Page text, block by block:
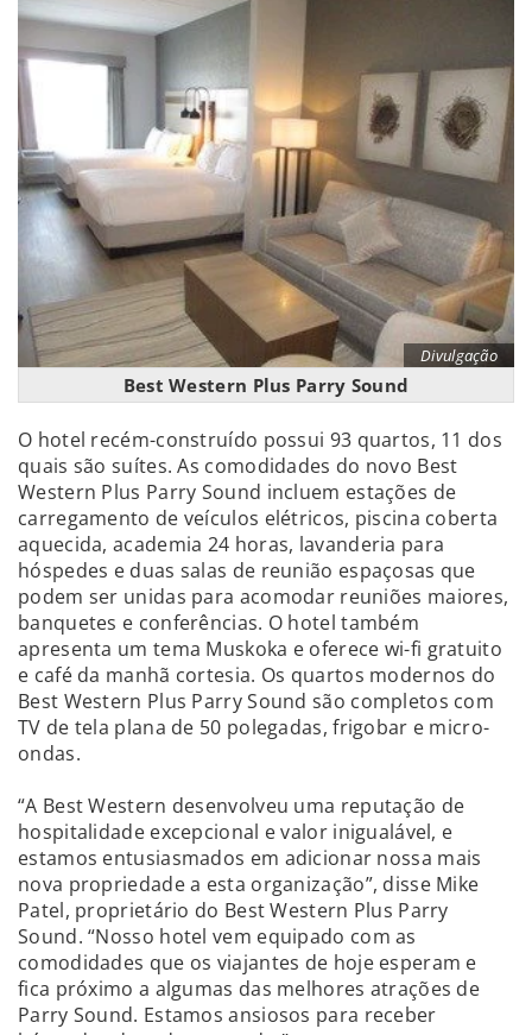
Divulgação
Best Western Plus Parry Sound
O hotel recém-construído possui 93 quartos, 11 dos
quais são suítes. As comodidades do novo Best
Western Plus Parry Sound incluem estações de
carregamento de veículos elétricos, piscina coberta
aquecida, academia 24 horas, lavanderia para
hóspedes e duas salas de reunião espaçosas que
podem ser unidas para acomodar reuniões maiores,
banquetes e conferências. O hotel também
apresenta um tema Muskoka e oferece wi-fi gratuito
e café da manhã cortesia. Os quartos modernos do
Best Western Plus Parry Sound são completos com
TV de tela plana de 50 polegadas, frigobar e micro-
ondas.
“A Best Western desenvolveu uma reputação de
hospitalidade excepcional e valor inigualável, e
estamos entusiasmados em adicionar nossa mais
nova propriedade a esta organização”, disse Mike
Patel, proprietário do Best Western Plus Parry
Sound. “Nosso hotel vem equipado com as
comodidades que os viajantes de hoje esperam e
fica próximo a algumas das melhores atrações de
Parry Sound. Estamos ansiosos para receber